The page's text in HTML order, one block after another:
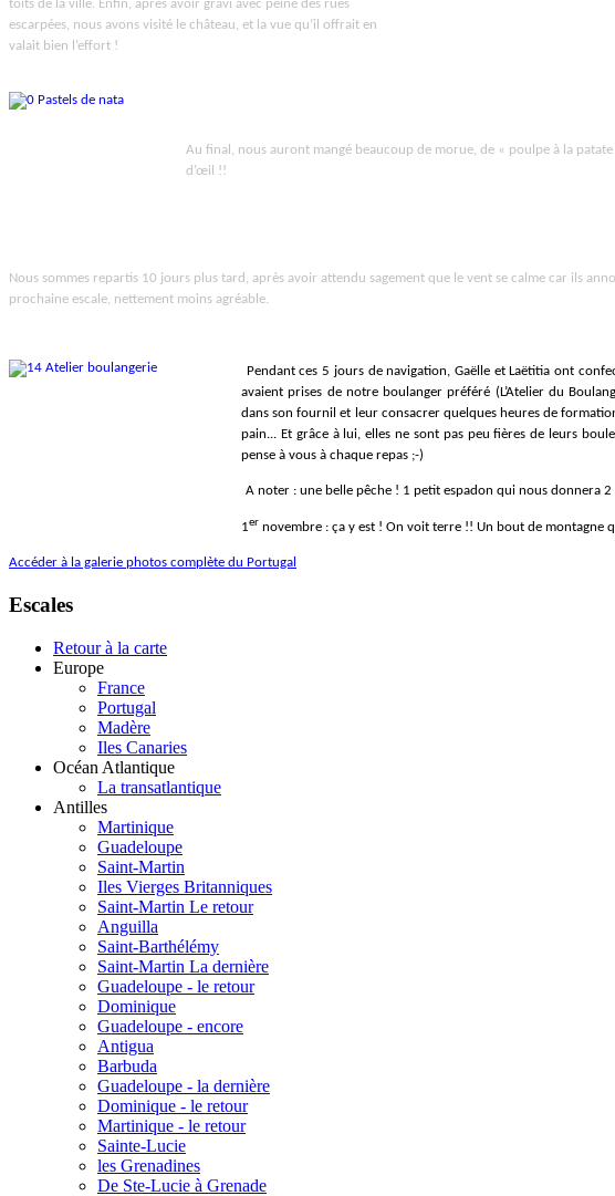
toits de la ville. Enfin, après avoir gravi avec peine des rues
escarpées, nous avons visité le château, et la vue qu’il offrait en
valait bien l’effort !
Au final, nous auront mangé beaucoup de morue, de « poulpe à la patate
d’œil !!
Nous sommes repartis 10 jours plus tard, après avoir attendu sagement que le vent se calme car ils
prochaine escale, nettement moins agréable.
Pendant ces 5 jours de navigation, Gaëlle et Laëtitia ont
avaient prises de notre boulanger préféré (L’Atelier du
dans son fournil et leur consacrer quelques heures de
pain... Et grâce à lui, elles ne sont pas peu fières de leurs
pense à vous à chaque repas ;-)
A noter : une belle pêche ! 1 petit espadon qui nous donnera
1er novembre : ça y est ! On voit terre !! Un bout de montagne
Accéder à la galerie photos complète du Portugal
Escales
Retour à la carte
Europe
France
Portugal
Madère
Iles Canaries
Océan Atlantique
La transatlantique
Antilles
Martinique
Guadeloupe
Saint-Martin
Iles Vierges Britanniques
Saint-Martin Le retour
Anguilla
Saint-Barthélémy
Saint-Martin La dernière
Guadeloupe - le retour
Dominique
Guadeloupe - encore
Antigua
Barbuda
Guadeloupe - la dernière
Dominique - le retour
Martinique - le retour
Sainte-Lucie
les Grenadines
De Ste-Lucie à Grenade